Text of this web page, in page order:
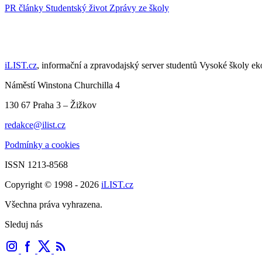
PR články Studentský život Zprávy ze školy
iLIST.cz, informační a zpravodajský server studentů Vysoké školy
Náměstí Winstona Churchilla 4
130 67 Praha 3 – Žižkov
redakce@ilist.cz
Podmínky a cookies
ISSN 1213-8568
Copyright © 1998 - 2026 iLIST.cz
Všechna práva vyhrazena.
Sleduj nás